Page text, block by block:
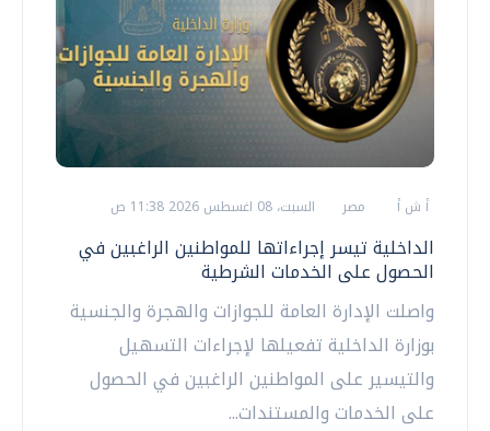
أ ش أ مصر السبت، 08 اغسطس 2026 11:38 ص
الداخلية تيسر إجراءاتها للمواطنين الراغبين في
الحصول على الخدمات الشرطية
واصلت الإدارة العامة للجوازات والهجرة والجنسية
بوزارة الداخلية تفعيلها لإجراءات التسهيل
والتيسير على المواطنين الراغبين في الحصول
على الخدمات والمستندات...